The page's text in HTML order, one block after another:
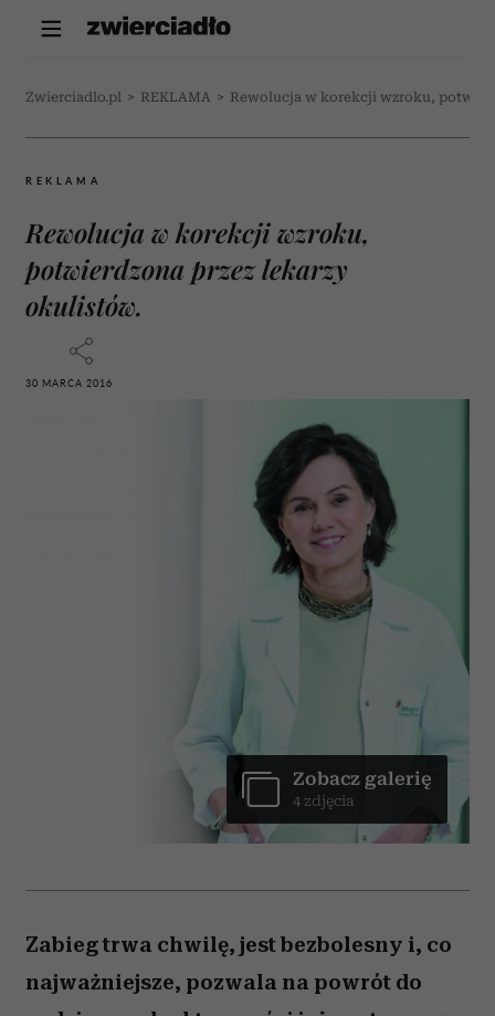
Zwierciadlo.pl > REKLAMA > Rewolucja w korekcji wzroku,
REKLAMA
Rewolucja w korekcji wzroku,
potwierdzona przez lekarzy
okulistów.
30 MARCA 2016
Zobacz galerię
4 zdjęcia
Zabieg trwa chwilę, jest bezbolesny i, co
najważniejsze, pozwala na powrót do